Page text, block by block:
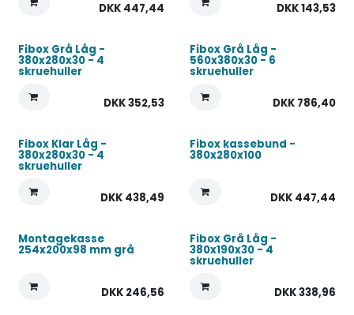
DKK 447,44 DKK143,53
Fibox Grå Låg -
380x280x30 - 4
skruehuller
DKK352,53
Fibox Grå Låg -
560x380x30 - 6
skruehuller
DKK 786,40
Fibox Klar Låg -
380x280x30 - 4
skruehuller
DKK 438,49
Fibox kassebund -
380x280x100
DKK 447,44
Montagekasse
254x200x98 mm grå
DKK 246,56
Fibox Grå Låg -
380x190x30 - 4
skruehuller
DKK338,96